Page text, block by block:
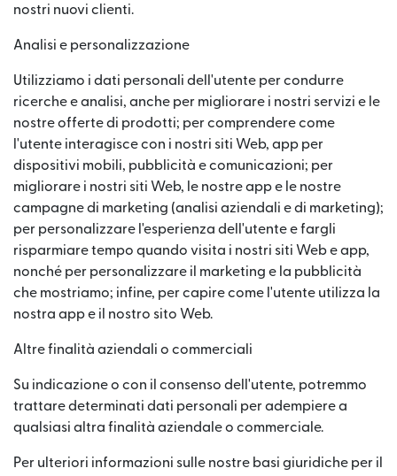
nostri nuovi clienti.
Analisi e personalizzazione
Utilizziamo i dati personali dell'utente per condurre
ricerche e analisi, anche per migliorare i nostri servizi e le
nostre offerte di prodotti; per comprendere come
l'utente interagisce con i nostri siti Web, app per
dispositivi mobili, pubblicità e comunicazioni; per
migliorare i nostri siti Web, le nostre app e le nostre
campagne di marketing (analisi aziendali e di marketing);
per personalizzare l'esperienza dell'utente e fargli
risparmiare tempo quando visita i nostri siti Web e app,
nonché per personalizzare il marketing e la pubblicità
che mostriamo; infine, per capire come l'utente utilizza la
nostra app e il nostro sito Web.
Altre finalità aziendali o commerciali
Su indicazione o con il consenso dell'utente, potremmo
trattare determinati dati personali per adempiere a
qualsiasi altra finalità aziendale o commerciale.
Per ulteriori informazioni sulle nostre basi giuridiche per il